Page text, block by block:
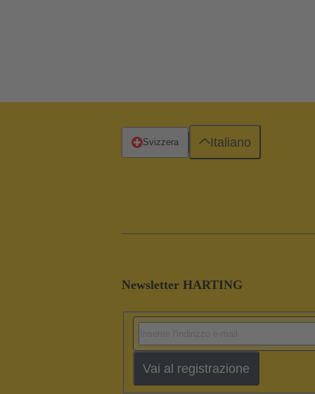
Newsletter HARTING
Vai al registrazione
Svizzera Italiano